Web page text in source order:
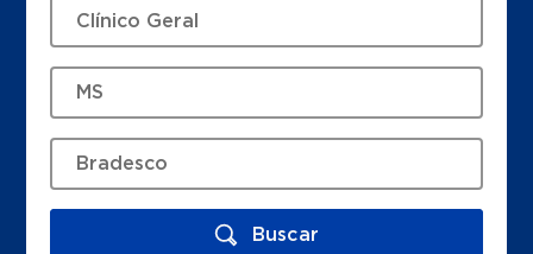
Buscar